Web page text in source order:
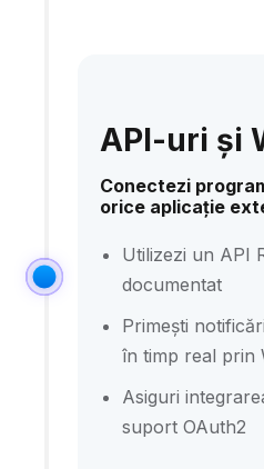
API-uri și
Conectezi
orice aplicație
Utilizezi un API
documentat
Primești
în timp real prin
Asiguri
suport OAuth2